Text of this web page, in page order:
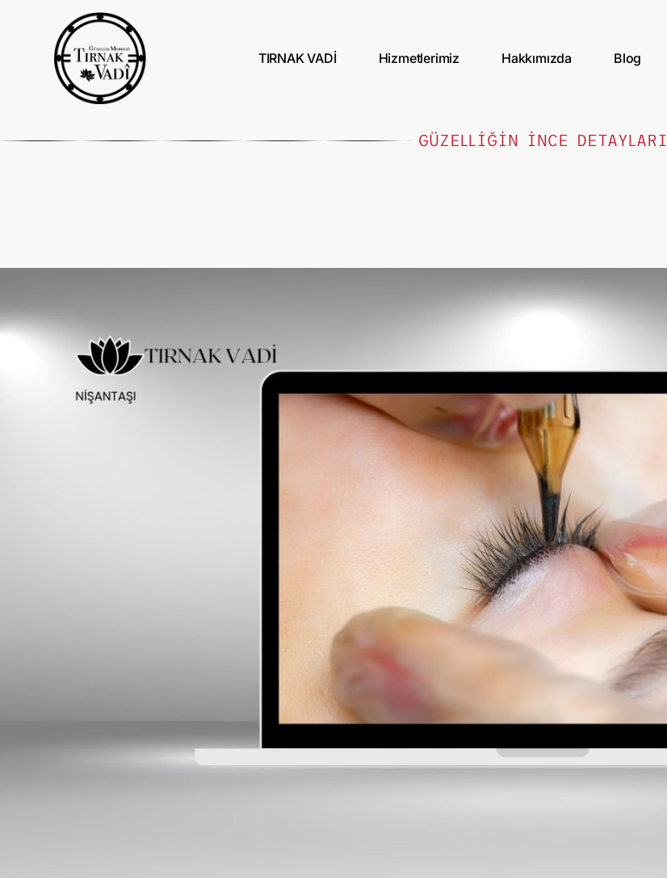
TIRNAK VADİ Hizmetlerimiz Hakkımızda Blog
GÜZELLİĞİN İNCE DETAYLARI